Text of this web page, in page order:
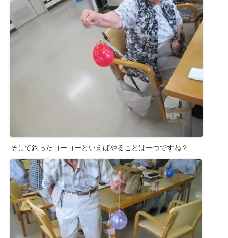
そして釣ったヨーヨーといえばやることは一つですね？